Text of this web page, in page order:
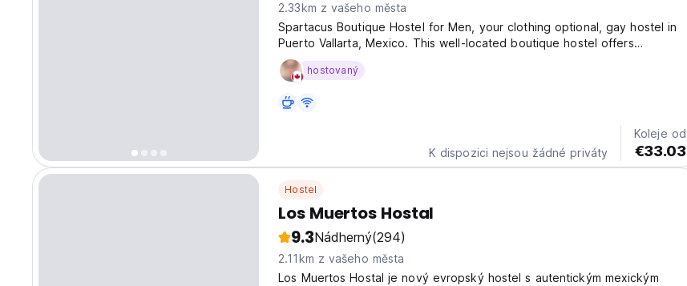
2.33km z vašeho města
Spartacus Boutique Hostel for Men, your clothing optional, gay hostel in
Puerto Vallarta, Mexico. This well-located boutique hostel offers
exclusive dorms with a total of 43 beds. Located steps away from the
famous gay beach, and Playa Los Muertos. Spartacus...
hostovaný
K dispozici nejsou žádné priváty
Koleje od
€33.03
Hostel
Los Muertos Hostal
9.3Nádherný(294)
2.11km z vašeho města
Los Muertos Hostal je nový evropský hostel s autentickým mexickým